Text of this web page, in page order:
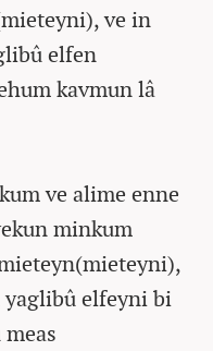
ve in
elfen
kavmun lâ
ve alime enne
minkum
elfeyni bi